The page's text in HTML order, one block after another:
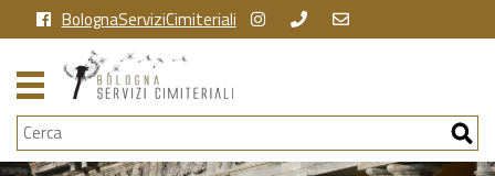
BolognaServiziCimiteriali
Cerca